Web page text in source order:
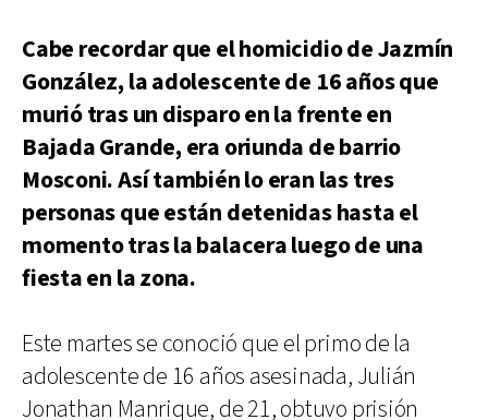
Cabe recordar que el homicidio de Jazmín
González, la adolescente de 16 años que
murió tras un disparo en la frente en
Bajada Grande, era oriunda de barrio
Mosconi. Así también lo eran las tres
personas que están detenidas hasta el
momento tras la balacera luego de una
fiesta en la zona.
Este martes se conoció que el primo de la
adolescente de 16 años asesinada, Julián
Jonathan Manrique, de 21, obtuvo prisión